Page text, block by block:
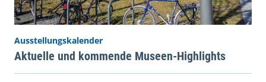
Ausstellungskalender
Aktuelle und kommende Museen-Highlights